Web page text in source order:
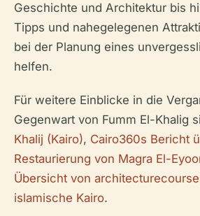
Geschichte und Architektur bis
Tipps und nahegelegenen
bei der Planung eines
helfen.
Für weitere Einblicke in die
Gegenwart von Fumm El-Khalig
Khalij (Kairo), Cairo360s Bericht
Restaurierung von Magra El-
Übersicht von
islamische Kairo.